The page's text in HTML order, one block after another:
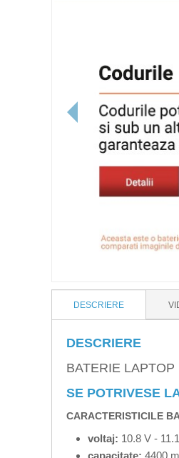
DESCRIERE
DESCRIERE
BATERIE
SE POTRIVESE
CARACTERISTICILE
voltaj: 10.8 V -
capacitate: 4400